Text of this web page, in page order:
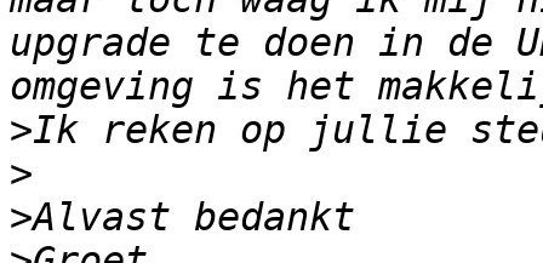
upgrade te doen in de
>
>
>